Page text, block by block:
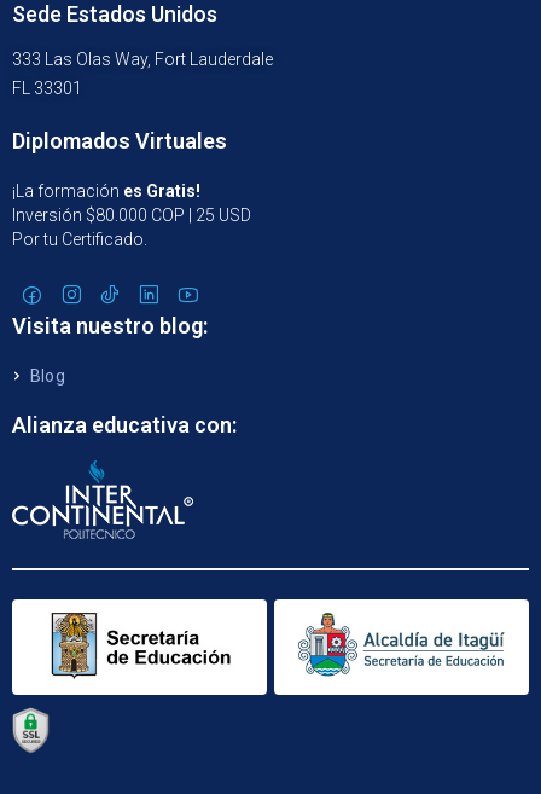
Sede Estados Unidos
333 Las Olas Way, Fort Lauderdale
FL 33301
Diplomados Virtuales
¡La formación es Gratis!
Inversión $80.000 COP | 25 USD
Por tu Certificado.
Visita nuestro blog:
Blog
Alianza educativa con: